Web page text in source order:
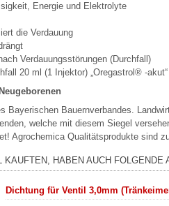
Energie und Elektrolyte
die Verdauung
Verdauungsstörungen (Durchfall)
20 ml (1 Injektor) „Oregastrol® -
Bayerischen Bauernverbandes.
welche mit diesem Siegel
Agrochemica Qualitätsprodukte sind
HABEN AUCH FOLGENDE
Dichtung für Ventil 3,0mm